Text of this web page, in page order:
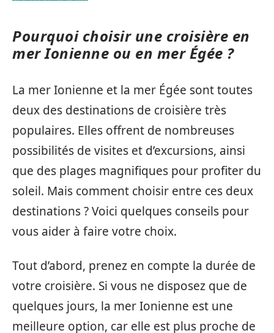
Pourquoi choisir une croisière en
mer Ionienne ou en mer Égée ?
La mer Ionienne et la mer Égée sont toutes
deux des destinations de croisière très
populaires. Elles offrent de nombreuses
possibilités de visites et d’excursions, ainsi
que des plages magnifiques pour profiter du
soleil. Mais comment choisir entre ces deux
destinations ? Voici quelques conseils pour
vous aider à faire votre choix.
Tout d’abord, prenez en compte la durée de
votre croisière. Si vous ne disposez que de
quelques jours, la mer Ionienne est une
meilleure option, car elle est plus proche de